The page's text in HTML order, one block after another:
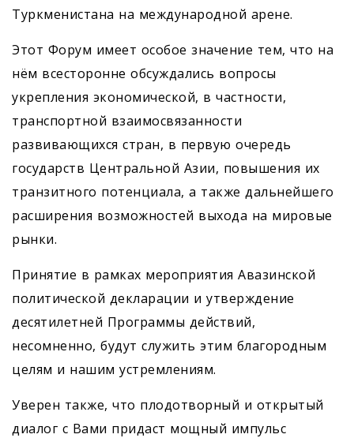
Туркменистана на международной арене.
Этот Форум имеет особое значение тем, что на
нём всесторонне обсуждались вопросы
укрепления экономической, в частности,
транспортной взаимосвязанности
развивающихся стран, в первую очередь
государств Центральной Азии, повышения их
транзитного потенциала, а также дальнейшего
расширения возможностей выхода на мировые
рынки.
Принятие в рамках мероприятия Авазинской
политической декларации и утверждение
десятилетней Программы действий,
несомненно, будут служить этим благородным
целям и нашим устремлениям.
Уверен также, что плодотворный и открытый
диалог с Вами придаст мощный импульс